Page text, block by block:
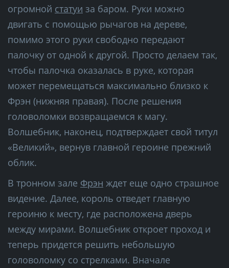
огромной статуи за баром. Руки можно
двигать с помощью рычагов на дереве,
помимо этого руки свободно передают
палочку от одной к другой. Просто делаем так,
чтобы палочка оказалась в руке, которая
может перемещаться максимально близко к
Фрэн (нижняя правая). После решения
головоломки возвращаемся к магу.
Волшебник, наконец, подтверждает свой титул
«Великий», вернув главной героине прежний
облик.
В тронном зале Фрэн ждет еще одно страшное
видение. Далее, король отведет главную
героиню к месту, где расположена дверь
между мирами. Волшебник откроет проход и
теперь придется решить небольшую
головоломку со стрелками. Вначале